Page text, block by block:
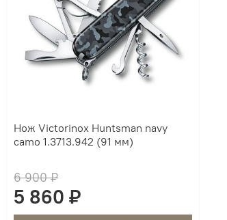
Нож Victorinox Huntsman navy
camo 1.3713.942 (91 мм)
6 900 ₽
5 860 ₽